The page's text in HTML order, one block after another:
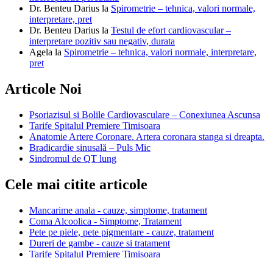
Dr. Benteu Darius la Spirometrie – tehnica, valori normale,
interpretare, pret
Dr. Benteu Darius la Testul de efort cardiovascular –
interpretare pozitiv sau negativ, durata
Agela la Spirometrie – tehnica, valori normale, interpretare,
pret
Articole Noi
Psoriazisul si Bolile Cardiovasculare – Conexiunea Ascunsa
Tarife Spitalul Premiere Timisoara
Anatomie Artere Coronare. Artera coronara stanga si dreapta.
Bradicardie sinusală – Puls Mic
Sindromul de QT lung
Cele mai citite articole
Mancarime anala - cauze, simptome, tratament
Coma Alcoolica - Simptome, Tratament
Pete pe piele, pete pigmentare - cauze, tratament
Dureri de gambe - cauze si tratament
Tarife Spitalul Premiere Timisoara